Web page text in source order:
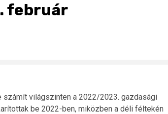
február
számít világszinten a 2022/2023. gazdasági
be 2022-ben, miközben a déli féltekén